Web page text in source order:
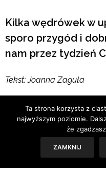
Kilka wędrówek w
sporo przygód i
nam przez tydzień
Tekst: Joanna Zaguła
Ta strona korzysta z
najwyższym poziomie.
że
ZAMKNIJ